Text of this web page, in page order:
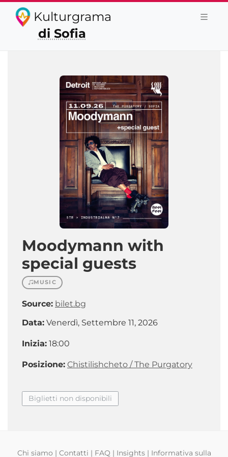
Kulturgrama
di Sofia
Moodymann with
special guests
MUSIC
Source: bilet.bg
Data: Venerdì, Settembre 11, 2026
Inizia: 18:00
Posizione: Chistilishcheto / The Purgatory
Biglietti non disponibili
Chi siamo | Contatti | FAQ | Insights| Informativa sulla